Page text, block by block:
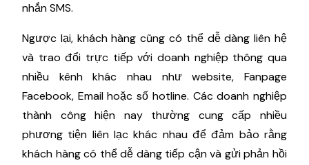
nhắn SMS.
Ngược lại, khách hàng cũng có thể dễ dàng liên hệ
và trao đổi trực tiếp với doanh nghiệp thông qua
nhiều kênh khác nhau như website, Fanpage
Facebook, Email hoặc số hotline. Các doanh nghiệp
thành công hiện nay thường cung cấp nhiều
phương tiện liên lạc khác nhau để đảm bảo rằng
khách hàng có thể dễ dàng tiếp cận và gửi phản hồi